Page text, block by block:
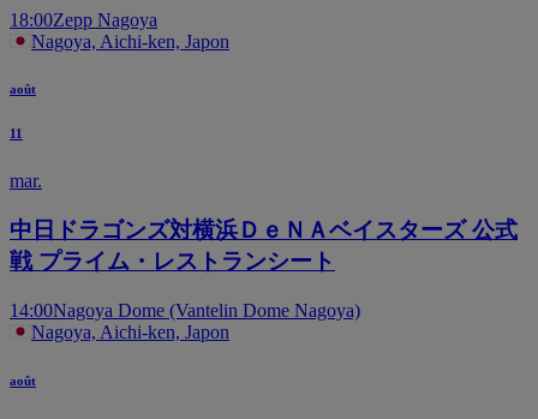
18:00Zepp Nagoya
Nagoya, Aichi-ken, Japon
août
11
mar.
中日ドラゴンズ対横浜ＤｅＮＡベイスターズ 公式
戦 プライム・レストランシート
14:00Nagoya Dome (Vantelin Dome Nagoya)
Nagoya, Aichi-ken, Japon
août